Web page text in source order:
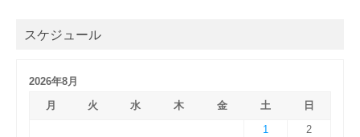
スケジュール
2026年8月
月
火 水 木 金 土
日
1
2